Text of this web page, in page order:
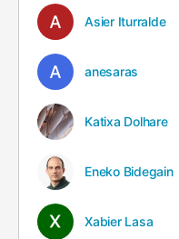
Asier Iturralde
anesaras
Katixa Dolhare
Eneko Bidegain
Xabier Lasa